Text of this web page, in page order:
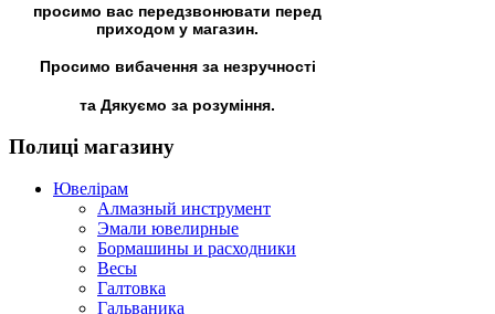
просимо вас передзвонювати перед
приходом у магазин.
Просимо вибачення за незручності
та Дякуємо за розуміння.
Полиці магазину
Ювелірам
Алмазный инструмент
Эмали ювелирные
Бормашины и расходники
Весы
Галтовка
Гальваника